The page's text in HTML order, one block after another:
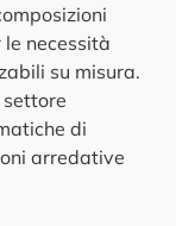
necessità
su misura.
di
arredative